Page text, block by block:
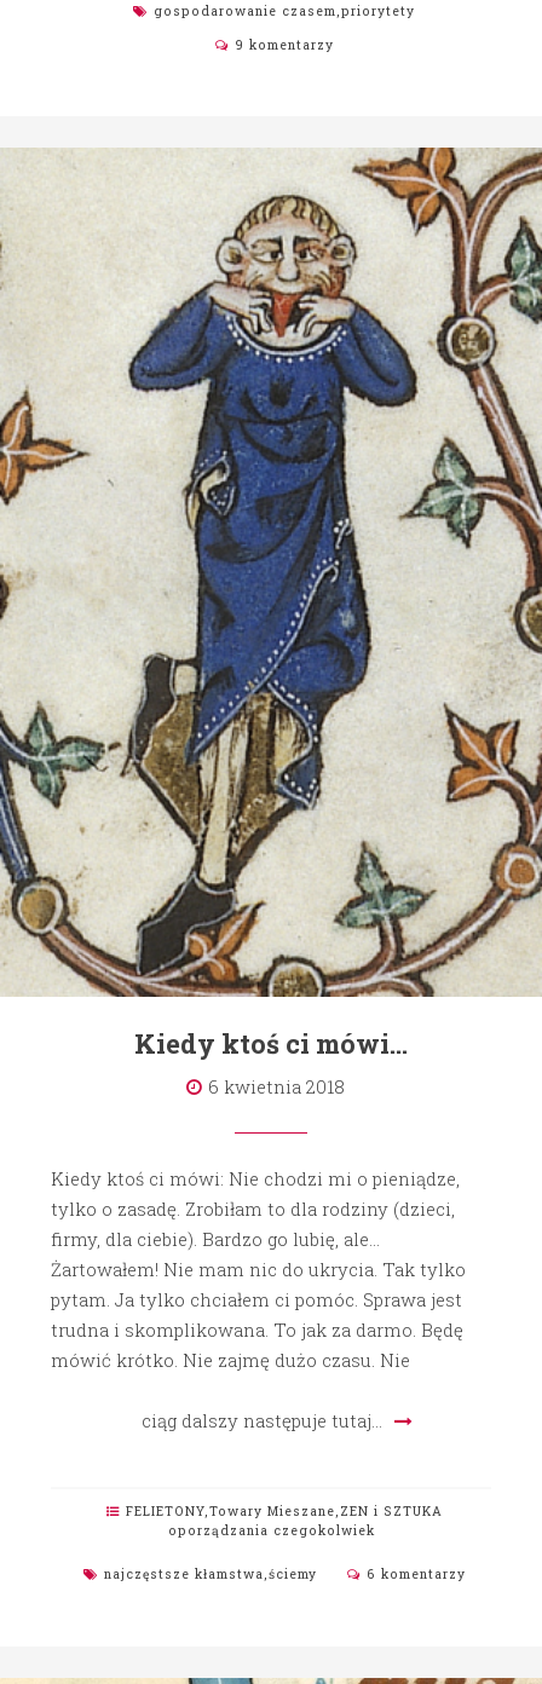
gospodarowanie czasem priorytety
9 komentarzy
Kiedy ktoś ci mówi…
6 kwietnia 2018
Kiedy ktoś ci mówi: Nie chodzi mi o pieniądze,
tylko o zasadę. Zrobiłam to dla rodziny (dzieci,
firmy, dla ciebie). Bardzo go lubię, ale…
Żartowałem! Nie mam nic do ukrycia. Tak tylko
pytam. Ja tylko chciałem ci pomóc. Sprawa jest
trudna i skomplikowana. To jak za darmo. Będę
mówić krótko. Nie zajmę dużo czasu. Nie
ciąg dalszy następuje tutaj…
FELIETONY,Towary Mieszane, ZEN i SZTUKA
oporządzania czegokolwiek
najczęstsze kłamstwa,ściemy 6 komentarzy